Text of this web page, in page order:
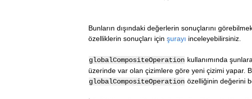
Bunların dışındaki değerlerin sonuçlarını
özelliklerin sonuçları için şurayı inceleyebilirsiniz.
globalCompositeOperation kullanımında
üzerinde var olan çizimlere göre yeni çizimi yapar.
globalCompositeOperation özelliğinin değerini